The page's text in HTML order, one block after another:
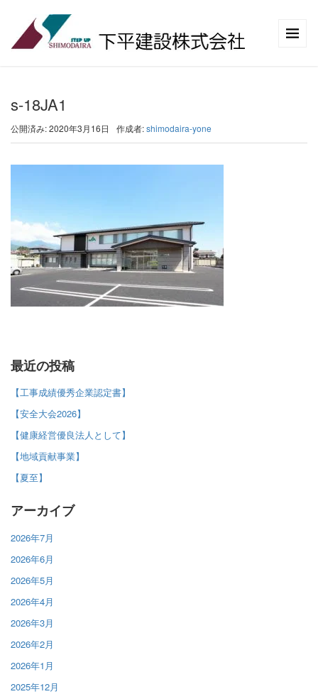
s-18JA1
公開済み: 2020年3月16日 作成者:shimodaira-yone
最近の投稿
【工事成績優秀企業認定書】
【安全大会2026】
【健康経営優良法人として】
【地域貢献事業】
【夏至】
アーカイブ
2026年7月
2026年6月
2026年5月
2026年4月
2026年3月
2026年2月
2026年1月
2025年12月